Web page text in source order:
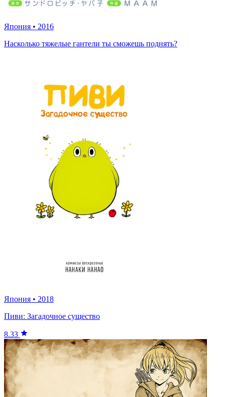
Япония • 2016
Насколько тяжелые гантели ты сможешь поднять?
Япония • 2018
Пиви: Загадочное существо
8.33